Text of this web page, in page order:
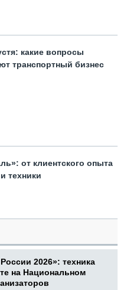
какие вопросы
транспортный бизнес
от клиентского опыта
техники
2026»: техника
на Национальном